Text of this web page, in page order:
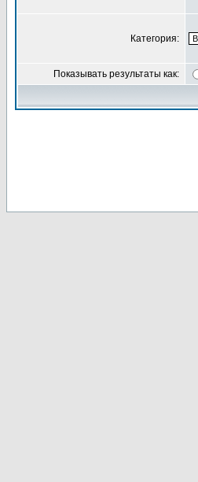
Категория:
Показывать результаты как: